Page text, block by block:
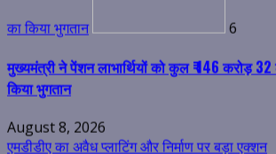
August 8, 2026
एमडीडीए का अवैध प्लाटिंग और निर्माण पर बड़ा एक्शन